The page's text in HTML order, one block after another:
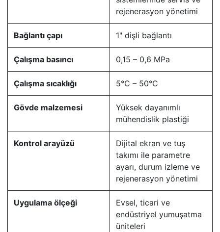
rejenerasyon yönetimi
Bağlantı çapı 1" dişli bağlantı
Çalışma basıncı 0,15 – 0,6 MPa
Çalışma sıcaklığı 5°C – 50°C
Gövde malzemesi
Yüksek dayanımlı
mühendislik plastiği
Kontrol arayüzü
Dijital ekran ve tuş
takımı ile parametre
ayarı, durum izleme ve
rejenerasyon yönetimi
Uygulama ölçeği
Evsel, ticari ve
endüstriyel yumuşatma
üniteleri